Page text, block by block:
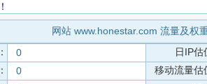
网站 www.honestar.com 流量及权
0
日IP估
0
移动流量估